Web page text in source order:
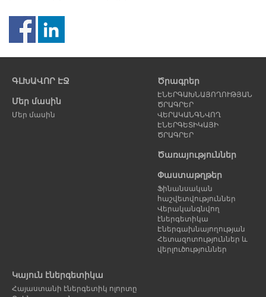
էջ
ԳԼԽԱՎՈՐ ԷՋ
Մեր մասին
Մեր մասին
Ծրագրեր
ԷՆԵՐԳԱԽՆԱՅՈՂՈՒԹՅԱՆ
ԾՐԱԳՐԵՐ
ՎԵՐԱԿԱՆԳՆՎՈՂ
ԷՆԵՐԳԵՏԻԿԱՅԻ
ԾՐԱԳՐԵՐ
Ծառայություններ
Փաստաթղթեր
Ֆինանսական
հաշվետվություններ
Վերականգնվող
էներգետիկա
Էներգախնայողության
Հետազոտություններ և
վերլուծություններ
Կայուն էներգետիկա
Հայաստանի էներգետիկ ոլորտը